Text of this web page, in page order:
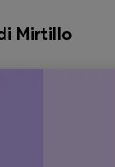
Mirtillo